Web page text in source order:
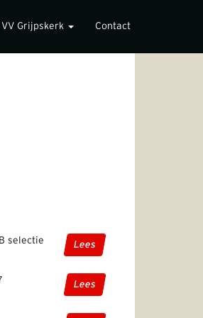
VV Grijpskerk Contact
selectie Lees
Lees